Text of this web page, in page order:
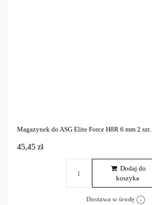
Magazynek do ASG Elite Force H8R 6 mm 2 szt.
45,45 zł
Dodaj do
koszyka
Dostawa w środę